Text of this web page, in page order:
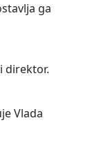
ga
direktor.
Vlada